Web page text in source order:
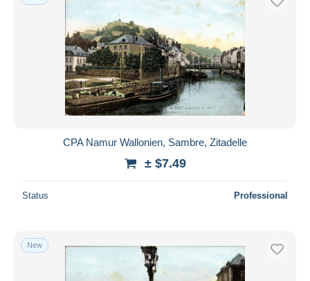
CPA Namur Wallonien, Sambre, Zitadelle
± $7.49
Status Professional
New